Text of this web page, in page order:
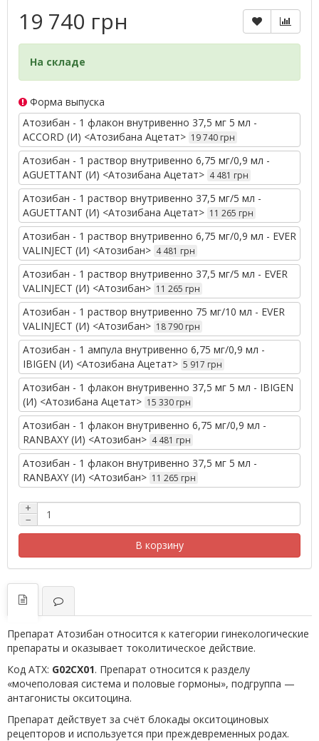
19 740 грн
На складе
Форма выпуска
Атозибан - 1 флакон внутривенно 37,5 мг 5 мл -
ACCORD (И) <Атозибана Ацетат> 19 740 грн
Атозибан - 1 раствор внутривенно 6,75 мг/0,9 мл -
AGUETTANT (И) <Атозибана Ацетат> 4 481 грн
Атозибан - 1 раствор внутривенно 37,5 мг/5 мл -
AGUETTANT (И) <Атозибана Ацетат> 11 265 грн
Атозибан - 1 раствор внутривенно 6,75 мг/0,9 мл - EVER
VALINJECT (И) <Атозибан> 4 481 грн
Атозибан - 1 раствор внутривенно 37,5 мг/5 мл - EVER
VALINJECT (И) <Атозибан> 11 265 грн
Атозибан - 1 раствор внутривенно 75 мг/10 мл - EVER
VALINJECT (И) <Атозибан> 18 790 грн
Атозибан - 1 ампула внутривенно 6,75 мг/0,9 мл -
IBIGEN (И) <Атозибана Ацетат> 5 917 грн
Атозибан - 1 флакон внутривенно 37,5 мг 5 мл - IBIGEN
(И) <Атозибана Ацетат> 15 330 грн
Атозибан - 1 флакон внутривенно 6,75 мг/0,9 мл -
RANBAXY (И) <Атозибан> 4 481 грн
Атозибан - 1 флакон внутривенно 37,5 мг 5 мл -
RANBAXY (И) <Атозибан> 11 265 грн
+
−
В корзину
Препарат Атозибан относится к категории гинекологические
препараты и оказывает токолитическое действие.
Код АТХ: G02CX01. Препарат относится к разделу
«мочеполовая система и половые гормоны», подгруппа —
антагонисты окситоцина.
Препарат действует за счёт блокады окситоциновых
рецепторов и используется при преждевременных родах.